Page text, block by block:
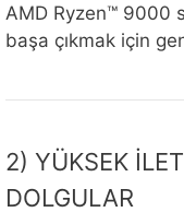
AMD Ryzen™ 9000
başa çıkmak için
2) YÜKSEK
DOLGULAR